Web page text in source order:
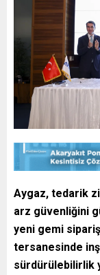
Aygaz, tedarik
arz güvenliğini
yeni gemi
tersanesinde
sürdürülebilirlik